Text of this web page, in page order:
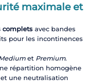
maximale et
completsavec bandes
pour les incontinences
et Premium.
répartition homogène
une neutralisation